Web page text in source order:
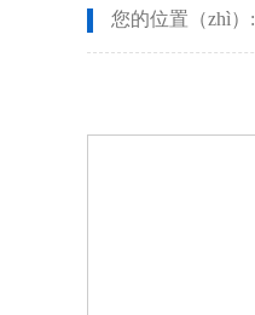
您的位置（zhì）: